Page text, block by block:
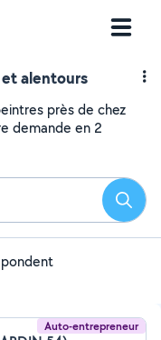
alentours
près de chez
demande en 2
Auto-entrepreneur